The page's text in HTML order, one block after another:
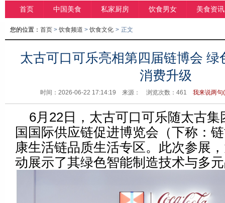
首页 中国美食 私家厨房 饮食男女 美食资讯
您的位置： 首页 > 饮食频道 > 饮食文化 > 正文
太古可口可乐亮相第四届链博会 绿
消费升级
时间：2026-06-22 17:14:19 来源： 浏览次数： 461 我来说两句(
6月22日，太古可口可乐随太古集
国国际供应链促进博览会（下称：
康生活链品质生活专区。此次参展
动展示了其绿色智能制造技术与多